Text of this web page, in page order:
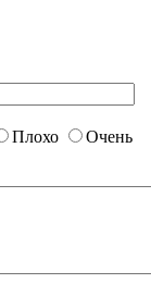
Плохо
Очень